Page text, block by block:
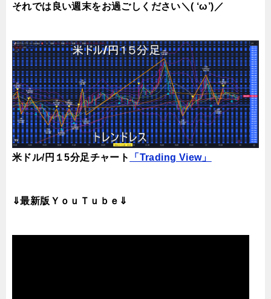
それでは良い週末をお過ごしください＼( ‘ω’)／
米ドル/円１5分足チャート 「Trading View」
⇓最新版ＹｏｕＴｕｂｅ⇓